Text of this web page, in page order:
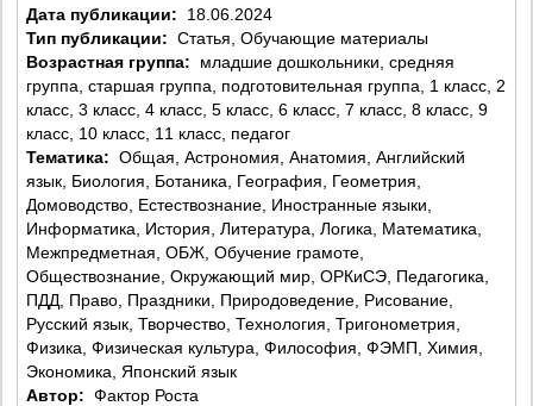
Дата публикации:
18.06.2024
Тип публикации: Статья, Обучающие материалы
Возрастная группа:
группа, старшая группа, подготовительная группа, 1 класс, 2
класс, 3 класс, 4 класс, 5 класс, 6 класс, 7 класс, 8 класс, 9
класс, 10 класс, 11 класс, педагог
Тематика: Общая, Астрономия, Анатомия, Английский
язык, Биология, Ботаника, География, Геометрия,
Домоводство, Естествознание, Иностранные языки,
Информатика, История, Литература, Логика, Математика,
Межпредметная, ОБЖ, Обучение грамоте,
Обществознание, Окружающий мир, ОРКиСЭ, Педагогика,
ПДД, Право, Праздники, Природоведение, Рисование,
Русский язык, Творчество, Технология, Тригонометрия,
Физика, Физическая культура, Философия, ФЭМП, Химия,
Экономика, Японский язык
Автор: Фактор Роста